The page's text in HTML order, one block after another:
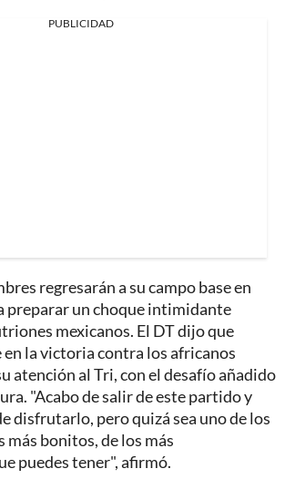
PUBLICIDAD
regresarán a su campo base en
preparar un choque intimidante
mexicanos. El DT dijo que
la victoria contra los africanos
atención al Tri, con el desafío añadido
"Acabo de salir de este partido y
disfrutarlo, pero quizá sea uno de los
bonitos, de los más
puedes tener", afirmó.